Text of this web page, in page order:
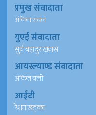
प्रमुख संवादाता
अंकित रावल
युएई संवादाता
सुर्य बहादुर खवास
आयरल्याण्ड संवादाता
अंकित वली
आईटी
रेशम खड्का